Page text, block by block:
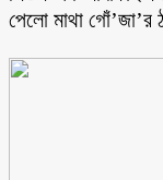
পেলো মাথা গোঁ’জা’র